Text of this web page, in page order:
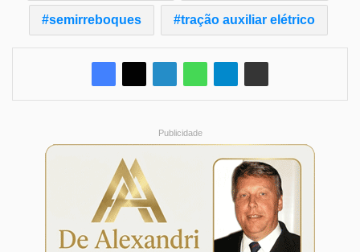
semirreboques tração auxiliar elétrico
Publicidade